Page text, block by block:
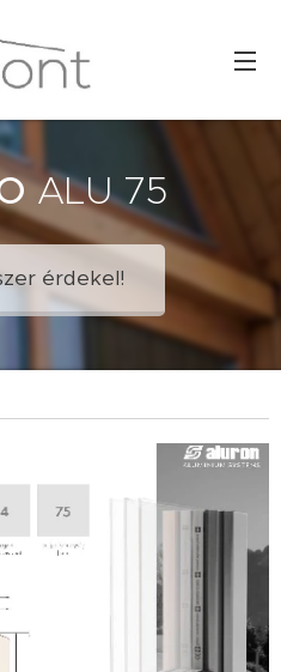
ALU 75
érdekel!